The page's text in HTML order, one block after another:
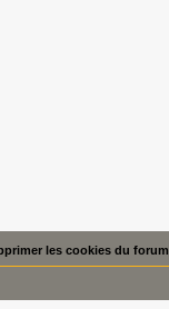
les cookies du forum